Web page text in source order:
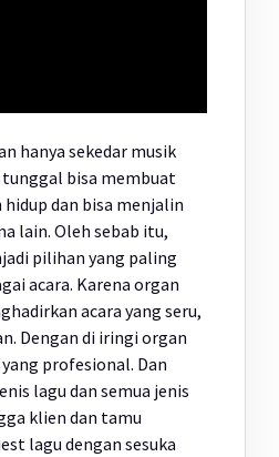
hanya sekedar musik
bisa membuat
hidup dan bisa menjalin
lain. Oleh sebab itu,
pilihan yang paling
acara. Karena organ
acara yang seru,
Dengan di iringi organ
profesional. Dan
lagu dan semua jenis
klien dan tamu
lagu dengan sesuka